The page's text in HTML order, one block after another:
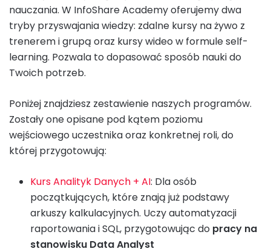
nauczania. W InfoShare Academy oferujemy dwa
tryby przyswajania wiedzy: zdalne kursy na żywo z
trenerem i grupą oraz kursy wideo w formule self-
learning. Pozwala to dopasować sposób nauki do
Twoich potrzeb.
Poniżej znajdziesz zestawienie naszych programów.
Zostały one opisane pod kątem poziomu
wejściowego uczestnika oraz konkretnej roli, do
której przygotowują:
Kurs Analityk Danych + AI: Dla osób
początkujących, które znają już podstawy
arkuszy kalkulacyjnych. Uczy automatyzacji
raportowania i SQL, przygotowując do pracy na
stanowisku Data Analyst